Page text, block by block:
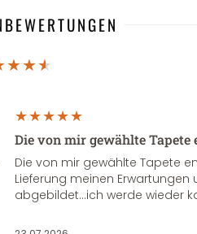
Die von mir gewählte
Die von mir gewählte Tapete
Lieferung meinen Erwartungen
abgebildet...ich werde wieder